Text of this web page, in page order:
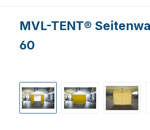
MVL-TENT®
60
Bildergalerie überspringen